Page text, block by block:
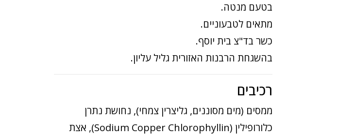
בטעם מנטה.
מתאים לטבעוניים.
כשר בד"צ בית יוסף.
בהשגחת הרבנות האזורית גליל עליון.
רכיבים
ממסים (מים מסוננים, גליצרין צמחי), נחושת נתרן
כלורופילין (Sodium Copper Chlorophyllin), אצת